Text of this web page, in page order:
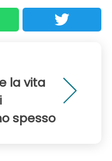
la vita
spesso